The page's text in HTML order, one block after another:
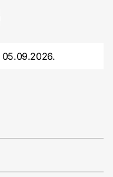
05.09.2026.